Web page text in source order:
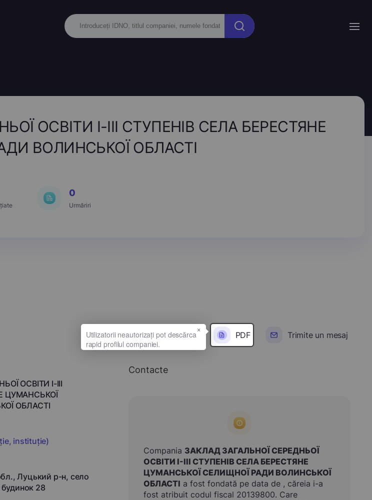
ОСВІТИ І-ІІІ СТУПЕНІВ СЕЛА БЕРЕСТЯНЕ
ВОЛИНСЬКОЇ ОБЛАСТІ
0
Urmăriri
PDF Trimite un mesaj
ОСВІТИ І-ІІІ
ЦУМАНСЬКОЇ
ОБЛАСТІ
instituție)
Луцький р-н, село
28
Contacte
Compania ЗАКЛАД ЗАГАЛЬНОЇ СЕРЕДНЬОЇ
ОСВІТИ І-ІІІ СТУПЕНІВ СЕЛА БЕРЕСТЯНЕ
ЦУМАНСЬКОЇ СЕЛИЩНОЇ РАДИ ВОЛИНСЬКОЇ
ОБЛАСТІ a fost fondată pe data de , căreia i-a
fost atribuit codul fiscal 20139800. Care
×